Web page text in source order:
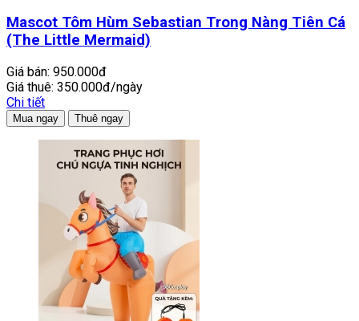
Mascot Tôm Hùm Sebastian Trong Nàng Tiên Cá
(The Little Mermaid)
Giá bán: 950.000đ
Giá thuê: 350.000đ/ngày
Chi tiết
Mua ngay Thuê ngay